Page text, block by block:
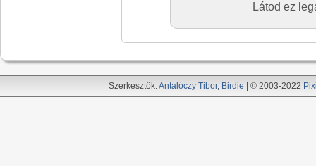
Látod ez
Szerkesztők:Antalóczy Tibor, Birdie | © 2003-2022